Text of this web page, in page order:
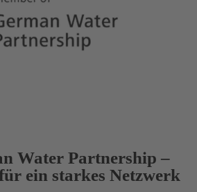
Water Partnership –
ein starkes Netzwerk